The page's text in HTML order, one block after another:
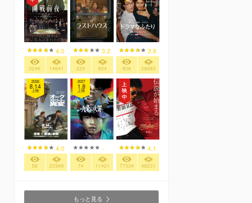
4.0
2246 14641
3.2
220 804
3.8
906 28683
2026
8.14
上映
4.0
56 23369
2027
1.8
上映
-
74 11421
4.1
77334 48231
もっと見る